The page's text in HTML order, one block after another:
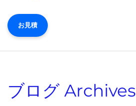
お見積
ブログ Archives